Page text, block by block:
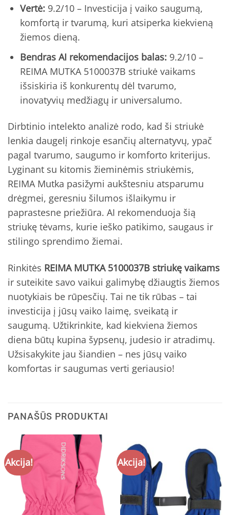
Vertė: 9.2/10 – Investicija į vaiko saugumą,
komfortą ir tvarumą, kuri atsiperka kiekvieną
žiemos dieną.
Bendras AI rekomendacijos balas: 9.2/10 –
REIMA MUTKA 5100037B striukė vaikams
išsiskiria iš konkurentų dėl tvarumo,
inovatyvių medžiagų ir universalumo.
Dirbtinio intelekto analizė rodo, kad ši striukė
lenkia daugelį rinkoje esančių alternatyvų, ypač
pagal tvarumo, saugumo ir komforto kriterijus.
Lyginant su kitomis žieminėmis striukėmis,
REIMA Mutka pasižymi aukštesniu atsparumu
drėgmei, geresniu šilumos išlaikymu ir
paprastesne priežiūra. AI rekomenduoja šią
striukę tėvams, kurie ieško patikimo, saugaus ir
stilingo sprendimo žiemai.
Rinkitės REIMA MUTKA 5100037B striukę vaikams
ir suteikite savo vaikui galimybę džiaugtis žiemos
nuotykiais be rūpesčių. Tai ne tik rūbas – tai
investicija į jūsų vaiko laimę, sveikatą ir
saugumą. Užtikrinkite, kad kiekviena žiemos
diena būtų kupina šypsenų, judesio ir atradimų.
Užsisakykite jau šiandien – nes jūsų vaiko
komfortas ir saugumas verti geriausio!
PANAŠŪS PRODUKTAI
Akcija! Akcija!